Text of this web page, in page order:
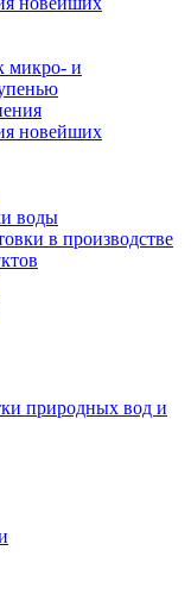
микро- и
новейших
воды
в производстве
природных вод и